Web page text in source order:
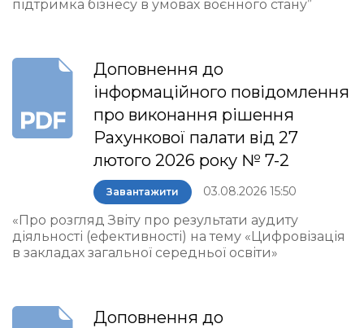
підтримка бізнесу в умовах воєнного стану”
Доповнення до
інформаційного повідомлення
про виконання рішення
Рахункової палати від 27
лютого 2026 року № 7-2
Завантажити 03.08.2026 15:50
«Про розгляд Звіту про результати аудиту
діяльності (ефективності) на тему «Цифровізація
в закладах загальної середньої освіти»
Доповнення до